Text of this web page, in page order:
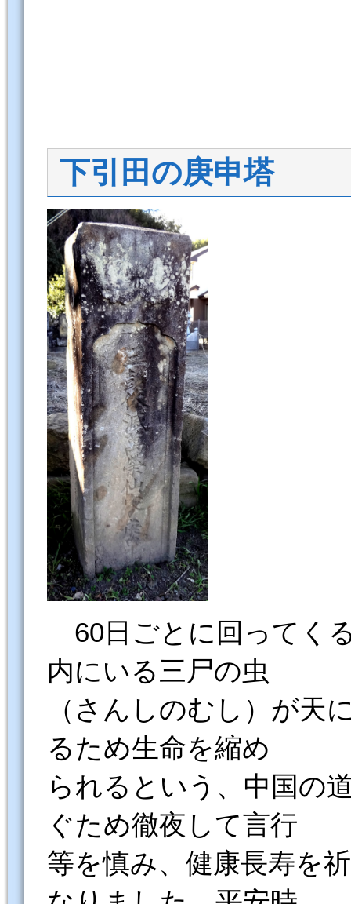
下引田の庚申塔
60日ごとに回ってく
内にいる三尸の虫
（さんしのむし）が天
るため生命を縮め
られるという、中国の
ぐため徹夜して言行
等を慎み、健康長寿を